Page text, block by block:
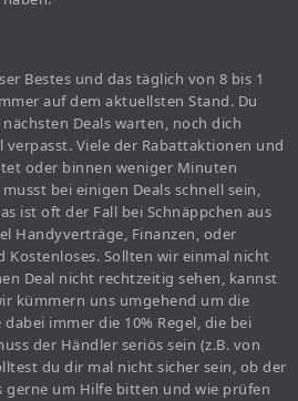
Bestes und das täglich von 8 bis 1
auf dem aktuellsten Stand. Du
Deals warten, noch dich
verpasst. Viele der Rabattaktionen und
oder binnen weniger Minuten
bei einigen Deals schnell sein,
ist oft der Fall bei Schnäppchen aus
Handyverträge, Finanzen, oder
Kostenloses. Sollten wir einmal nicht
Deal nicht rechtzeitig sehen, kannst
kümmern uns umgehend um die
immer die 10% Regel, die bei
der Händler seriös sein (z.B. von
du dir mal nicht sicher sein, ob der
gerne um Hilfe bitten und wie prüfen